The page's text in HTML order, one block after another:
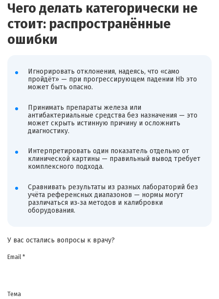
Чего делать категорически не
стоит: распространённые
ошибки
Игнорировать отклонения, надеясь, что «само
пройдёт» — при прогрессирующем падении Hb это
может быть опасно.
Принимать препараты железа или
антибактериальные средства без назначения — это
может скрыть истинную причину и осложнить
диагностику.
Интерпретировать один показатель отдельно от
клинической картины — правильный вывод требует
комплексного подхода.
Сравнивать результаты из разных лабораторий без
учёта референсных диапазонов — нормы могут
различаться из‑за методов и калибровки
оборудования.
У вас остались вопросы к врачу?
Email *
Тема